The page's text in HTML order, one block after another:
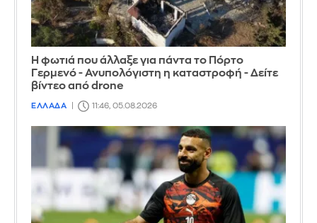
Η φωτιά που άλλαξε για πάντα το Πόρτο
Γερμενό - Ανυπολόγιστη η καταστροφή - Δείτε
βίντεο από drone
ΕΛΛΑΔΑ 11:46, 05.08.2026